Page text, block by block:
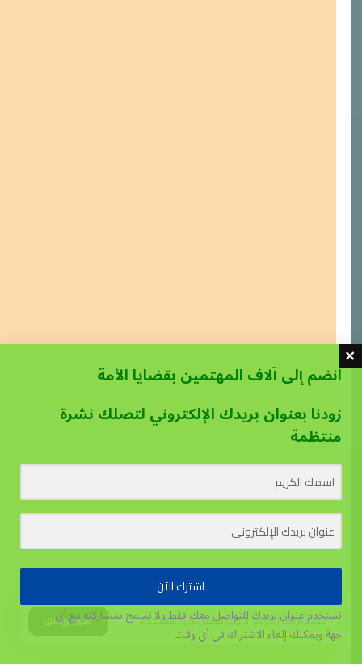
يستخدم هذا الموقع الكوكيز لتحسين تجربة المستخدم. قبول وإغلاق
انضم إلى آلاف المهتمين بقضايا الأمة
زودنا بعنوان بريدك الإلكتروني لتصلك نشرة
منتظمة
اشترك الآن
نستخدم عنوان بريدك للتواصل معك فقط ولا نسمح بمشاركته مع أي
جهةويمكنك إلغاء الاشتراك في أي وقت